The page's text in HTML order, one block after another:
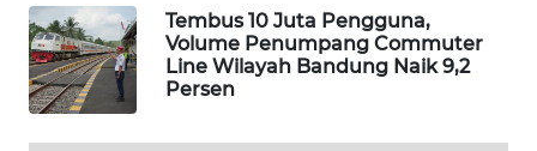
Tembus 10 Juta Pengguna,
Volume Penumpang Commuter
Line Wilayah Bandung Naik 9,2
Persen
TAMBANG
NEWS
SITUNGIR
NEWS